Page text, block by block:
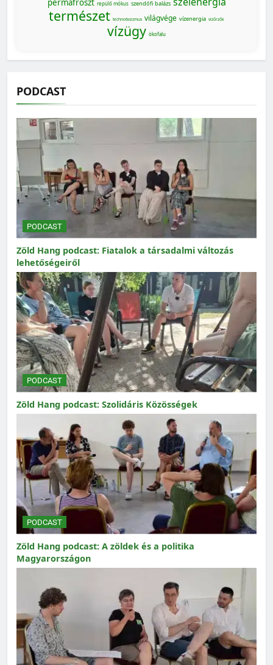
permafroszt repülő mókus szendőfi balázs
természet technofasizmus világvége vízenergia vízőrzők
vízügy ökofalu
PODCAST
PODCAST
Zöld Hang podcast: Fiatalok a társadalmi változás
lehetőségeiről
PODCAST
Zöld Hang podcast: Szolidáris Közösségek
PODCAST
Zöld Hang podcast: A zöldek és a politika
Magyarországon